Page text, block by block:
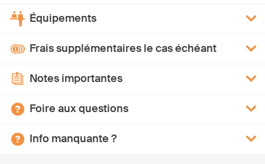
Équipements
Frais supplémentaires le cas échéant
Notes importantes
Foire aux questions
Info manquante ?